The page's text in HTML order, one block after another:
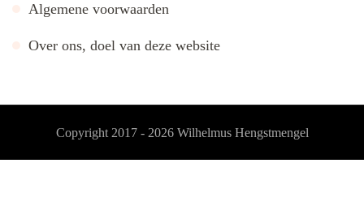
Algemene voorwaarden
Over ons, doel van deze website
Copyright 2017 - 2026 Wilhelmus Hengstmengel